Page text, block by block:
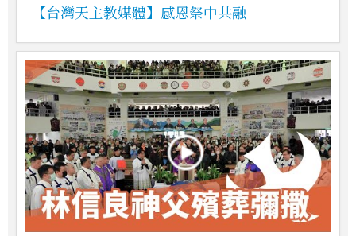
【台灣天主教媒體】感恩祭中共融